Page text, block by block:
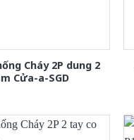
Cháy 2P dung 2
Cửa-a-SGD